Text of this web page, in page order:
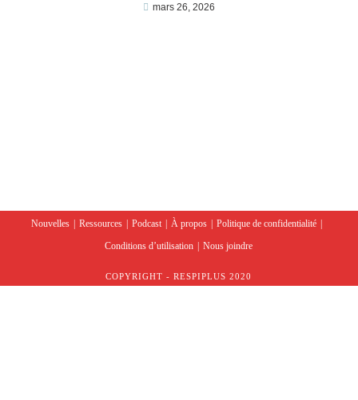
mars 26, 2026
Nouvelles Ressources Podcast À propos
Politique de confidentialité
Conditions d’utilisation
Nous joindre
COPYRIGHT - RESPIPLUS 2020